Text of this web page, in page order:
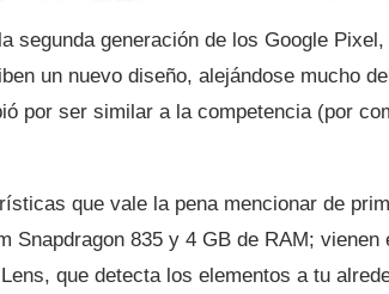
segunda generación de los Google
un nuevo diseño, alejándose mucho
por ser similar a la competencia (por
que vale la pena mencionar de
Snapdragon 835 y 4 GB de RAM;
que detecta los elementos a tu